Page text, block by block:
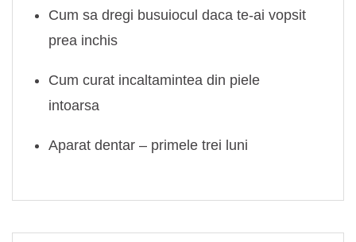
Cum sa dregi busuiocul daca te-ai vopsit
prea inchis
Cum curat incaltamintea din piele
intoarsa
Aparat dentar – primele trei luni